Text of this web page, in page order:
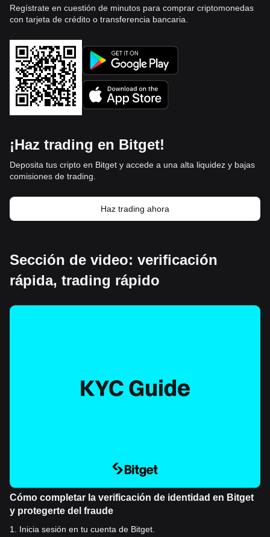
Regístrate en cuestión de minutos para comprar criptomonedas
con tarjeta de crédito o transferencia bancaria.
¡Haz trading en Bitget!
Deposita tus cripto en Bitget y accede a una alta liquidez y bajas
comisiones de trading.
Haz trading ahora
Sección de video: verificación
rápida, trading rápido
Cómo completar la verificación de identidad en Bitget
y protegerte del fraude
1
Inicia sesión en tu cuenta de Bitget.